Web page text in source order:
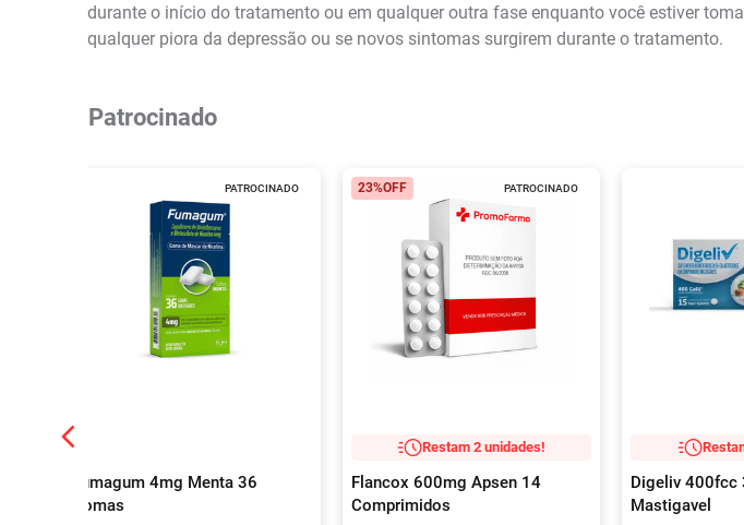
durante o início do tratamento ou em qualquer outra fase enquanto você estiver
qualquer piora da depressão ou se novos sintomas surgirem durante o tratamento.
Patrocinado
PATROCINADO
Fumagum 4mg Menta 36
Gomas
PATROCINADO
23%OFF
Restam 2 unidades!
Flancox 600mg Apsen 14
Comprimidos
Digeliv 400fcc
Mastigavel